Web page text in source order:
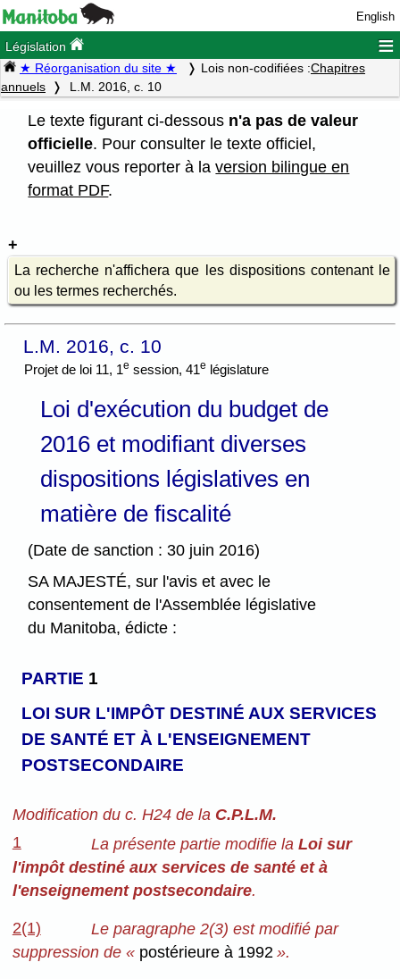
English
Législation ≡
★ Réorganisation du site ★ Lois non-codifiées :Chapitres
annuels
L.M. 2016, c. 10
Le texte figurant ci-dessous n'a pas de valeur
officielle. Pour consulter le texte officiel,
veuillez vous reporter à laversion bilingue en
format PDF.
La recherche n'affichera que les dispositions contenant le
ou les termes recherchés.
L.M. 2016, c. 10
Projet de loi 11, 1e session, 41e législature
Loi d'exécution du budget de
2016 et modifiant diverses
dispositions législatives en
matière de fiscalité
(Date de sanction : 30 juin 2016)
SA MAJESTÉ, sur l'avis et avec le
consentement de l'Assemblée législative
du Manitoba, édicte :
PARTIE 1
LOI SUR L'IMPÔT DESTINÉ AUX SERVICES
DE SANTÉ ET À L'ENSEIGNEMENT
POSTSECONDAIRE
Modification du c. H24 de la C.P.L.M.
1
La présente partie modifie la Loi sur
l'impôt destiné aux services de santé et à
l'enseignement postsecondaire.
2(1)
Le paragraphe 2(3) est modifié par
suppression de « postérieure à 1992 ».